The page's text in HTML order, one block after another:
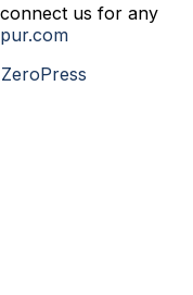
us for any